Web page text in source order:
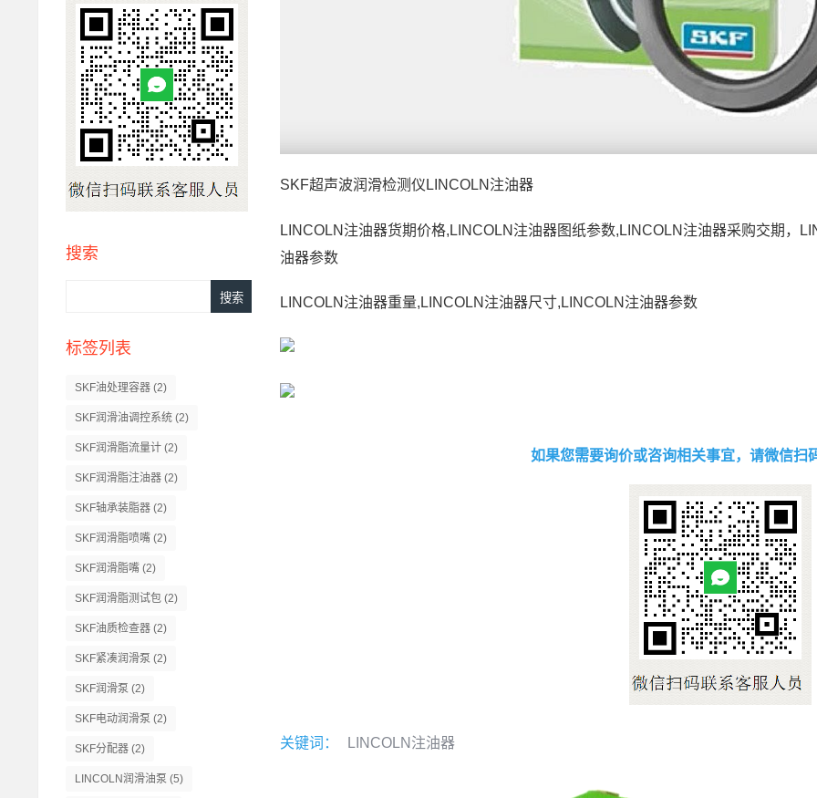
搜索
标签列表
SKF油处理容器 (2)
SKF润滑油调控系统 (2)
SKF润滑脂流量计 (2)
SKF润滑脂注油器 (2)
SKF轴承装脂器 (2)
SKF润滑脂喷嘴 (2)
SKF润滑脂嘴 (2)
SKF润滑脂测试包 (2)
SKF油质检查器 (2)
SKF紧凑润滑泵 (2)
SKF润滑泵 (2)
SKF电动润滑泵 (2)
SKF分配器 (2)
LINCOLN润滑油泵 (5)
SKF超声波润滑检测仪LINCOLN注油器
LINCOLN注油器货期价格,LINCOLN注油器图纸参数,LINCOLN注油器采购交期，
油器参数
LINCOLN注油器重量,LINCOLN注油器尺寸,LINCOLN注油器参数
如果您需要询价或咨询相关事宜，请微信扫
关键词： LINCOLN注油器